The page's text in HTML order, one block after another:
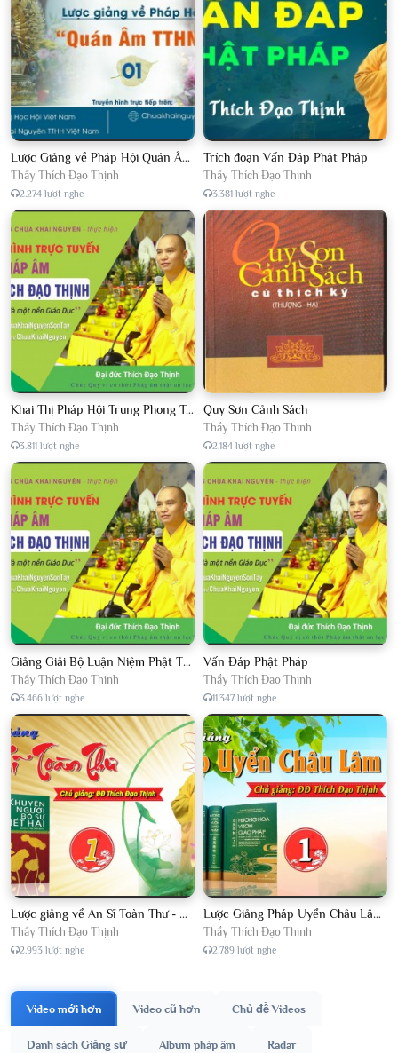
Lược Giảng về Pháp Hội Quán Âm TTHN lần 2
Thầy Thích Đạo Thịnh
2.274 lượt nghe
Trích đoạn Vấn Đáp Phật Pháp
Thầy Thích Đạo Thịnh
3.381 lượt nghe
Khai Thị Pháp Hội Trung Phong Tam Thời Hệ Niệm
Thầy Thích Đạo Thịnh
3.811 lượt nghe
Quy Sơn Cảnh Sách
Thầy Thích Đạo Thịnh
2.184 lượt nghe
Giảng Giải Bộ Luận Niệm Phật Thập Yếu Năm 2018
Thầy Thích Đạo Thịnh
3.466 lượt nghe
Vấn Đáp Phật Pháp
Thầy Thích Đạo Thịnh
11.347 lượt nghe
Lược giảng về An Sĩ Toàn Thư - Chủ giảng Đại Đức Thích Đạo Thịnh
Thầy Thích Đạo Thịnh
2.993 lượt nghe
Lược Giảng Pháp Uyển Châu Lâm, Chủ giảng Đại Đức Thích Đạo Thịnh
Thầy Thích Đạo Thịnh
2.789 lượt nghe
Video mới hơn Video cũ hơn Chủ đề Videos
Danh sách Giảng sư Album pháp âm Radar